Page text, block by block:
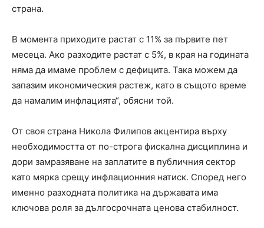
страна.
В момента приходите растат с 11% за първите пет
месеца. Ако разходите растат с 5%, в края на годината
няма да имаме проблем с дефицита. Така можем да
запазим икономическия растеж, като в същото време
да намалим инфлацията“, обясни той.
От своя страна Никола Филипов акцентира върху
необходимостта от по-строга фискална дисциплина и
дори замразяване на заплатите в публичния сектор
като мярка срещу инфлационния натиск. Според него
именно разходната политика на държавата има
ключова роля за дългосрочната ценова стабилност.